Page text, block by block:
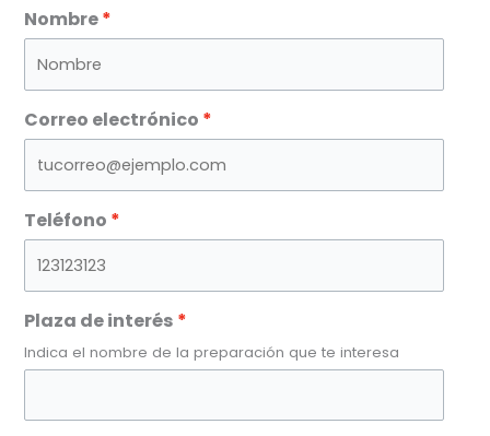
Nombre
Correo electrónico
Teléfono
Plaza de interés
Indica el nombre de la preparación que te interesa